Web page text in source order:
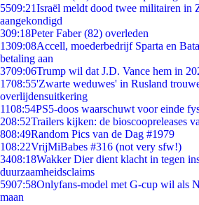
5509:21Israël meldt dood twee militairen in
aangekondigd
309:18Peter Faber (82) overleden
1309:08Accell, moederbedrijf Sparta en
betaling aan
3709:06Trump wil dat J.D. Vance hem in
1708:55'Zwarte weduwes' in Rusland
overlijdensuitkering
1108:54PS5-doos waarschuwt voor einde
208:52Trailers kijken: de bioscoopreleases
808:49Random Pics van de Dag #1979
108:22VrijMiBabes #316 (not very sfw!)
3408:18Wakker Dier dient klacht in tegen
duurzaamheidsclaims
5907:58Onlyfans-model met G-cup wil als
maan